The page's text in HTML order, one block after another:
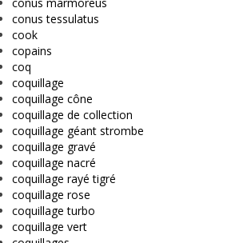
conus tessulatus
cook
copains
coq
coquillage
coquillage cône
coquillage de collection
coquillage géant strombe
coquillage gravé
coquillage nacré
coquillage rayé tigré
coquillage rose
coquillage turbo
coquillage vert